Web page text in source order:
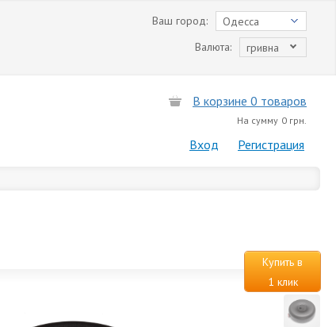
Одесса
Ваш город:
гривна
Валюта:
В корзине 0 товаров
На сумму 0 грн.
Вход Регистрация
Купить в
1 клик